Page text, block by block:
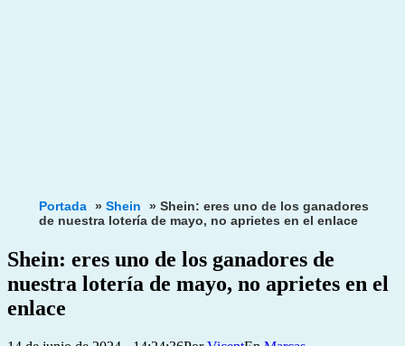
Portada » Shein » Shein: eres uno de los ganadores
de nuestra lotería de mayo, no aprietes en el enlace
Shein: eres uno de los ganadores de
nuestra lotería de mayo, no aprietes en el
enlace